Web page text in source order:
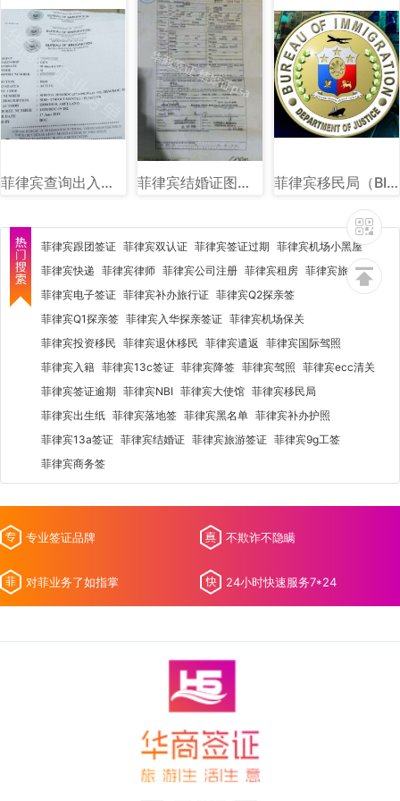
菲律宾查询出入境黑名单图片样式 菲律宾结婚证图片样式讲解 菲律宾移民局（BI）图文详解
菲律宾跟团签证 菲律宾双认证 菲律宾签证过期 菲律宾机场小黑屋
菲律宾快递 菲律宾律师 菲律宾公司注册 菲律宾租房 菲律宾旅行社
菲律宾电子签证 菲律宾补办旅行证 菲律宾Q2探亲签
菲律宾Q1探亲签 菲律宾入华探亲签证 菲律宾机场保关
菲律宾投资移民 菲律宾退休移民 菲律宾遣返 菲律宾国际驾照
菲律宾入籍 菲律宾13c签证 菲律宾降签 菲律宾驾照 菲律宾ecc清关
菲律宾签证逾期 菲律宾NBI 菲律宾大使馆 菲律宾移民局
菲律宾出生纸 菲律宾落地签 菲律宾黑名单 菲律宾补办护照
菲律宾13a签证 菲律宾结婚证 菲律宾旅游签证 菲律宾9g工签
菲律宾商务签
专业签证品牌 不欺诈不隐瞒
对菲业务了如指掌 24小时快速服务7*24